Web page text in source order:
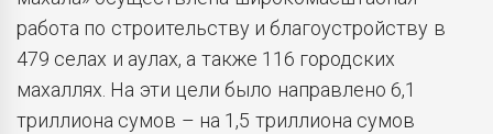
работа по строительству и благоустройству в
479 селах и аулах, а также 116 городских
махаллях. На эти цели было направлено 6,1
триллиона сумов – на 1,5 триллиона сумов